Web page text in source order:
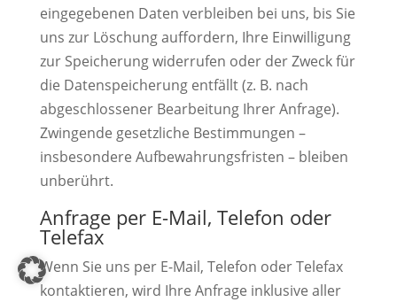
eingegebenen Daten verbleiben bei uns, bis Sie
uns zur Löschung auffordern, Ihre Einwilligung
zur Speicherung widerrufen oder der Zweck für
die Datenspeicherung entfällt (z. B. nach
abgeschlossener Bearbeitung Ihrer Anfrage).
Zwingende gesetzliche Bestimmungen –
insbesondere Aufbewahrungsfristen – bleiben
unberührt.
Anfrage per E-Mail, Telefon oder
Telefax
Wenn Sie uns per E-Mail, Telefon oder Telefax
kontaktieren, wird Ihre Anfrage inklusive aller